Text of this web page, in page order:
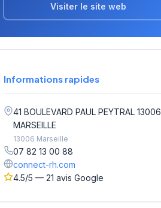
Visiter le site web
Informations rapides
41 BOULEVARD PAUL PEYTRAL 13006
MARSEILLE
13006 Marseille
07 82 13 00 88
connect-rh.com
4.5/5 — 21 avis Google